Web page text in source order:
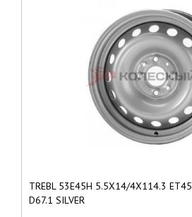
TREBL 53E45H 5.5X14/4X114.3 ЕТ45
D67.1 SILVER